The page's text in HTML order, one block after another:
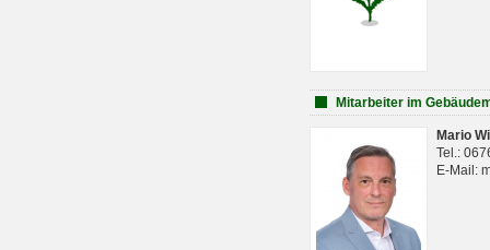
Mitarbeiter im
Mario
Tel.:
E-Mail: